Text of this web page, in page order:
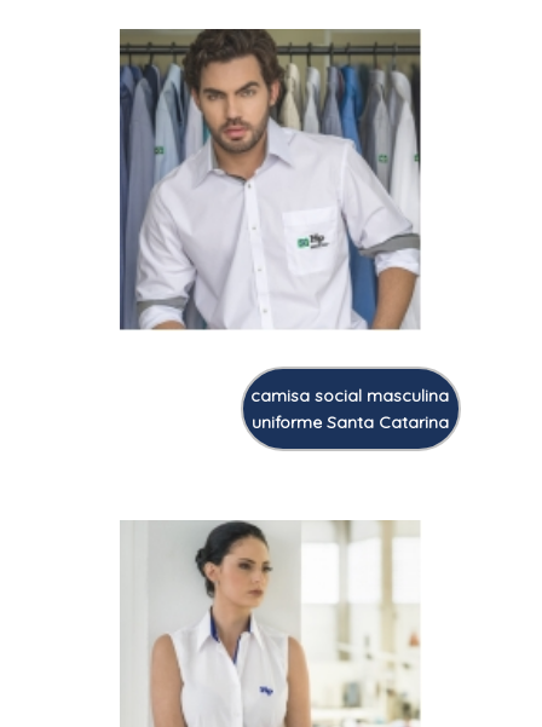
camisa social masculina
uniforme Santa Catarina